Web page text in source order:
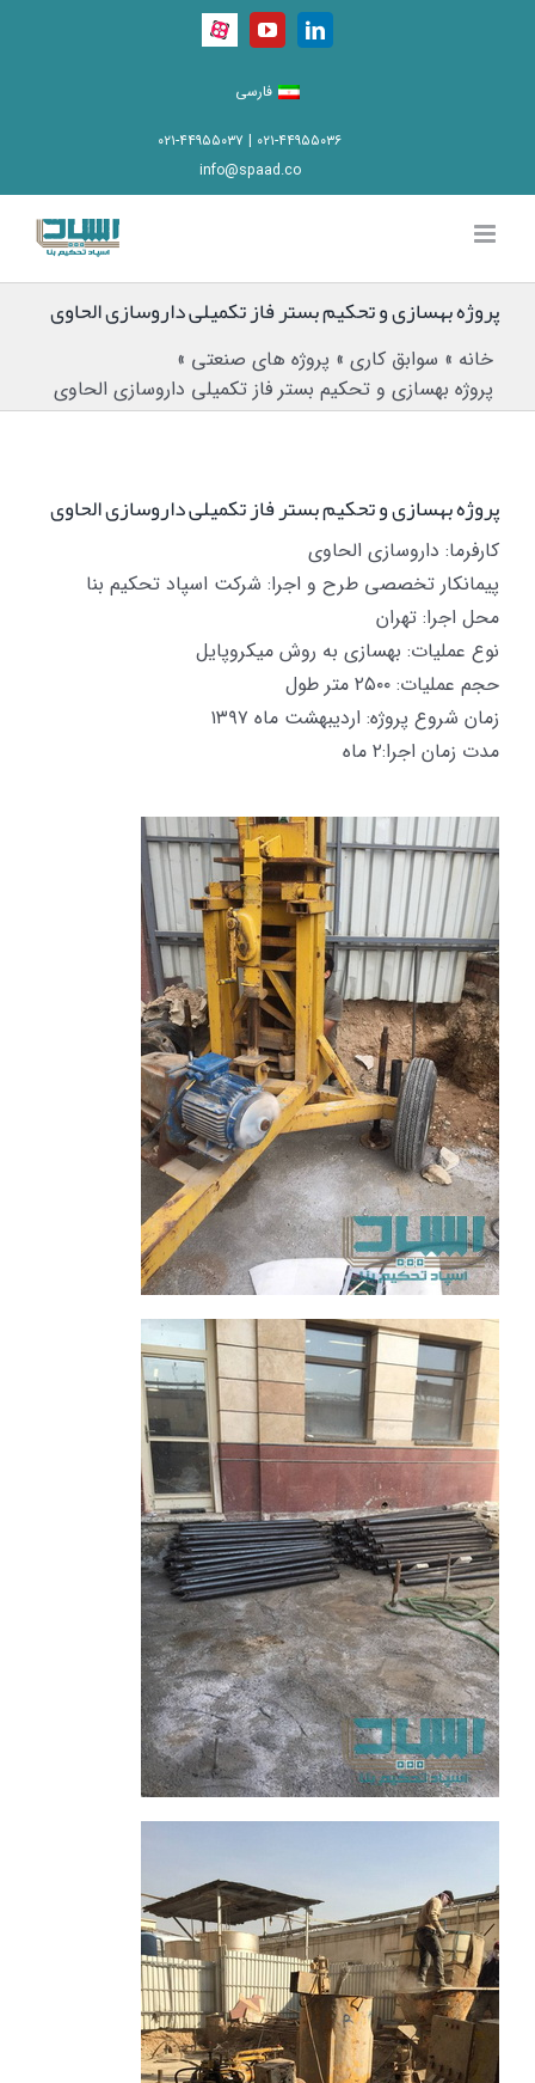
LinkedIn
YouTube
Aparat
فارسی
۰۲۱-۴۴۹۵۵۰۳۶ | ۰۲۱-۴۴۹۵۵۰۳۷
info@spaad.co
پروژه بهسازی و تحکیم بستر فاز تکمیلی داروسازی الحاوی
خانه » سوابق کاری » پروژه های صنعتی »
پروژه بهسازی و تحکیم بستر فاز تکمیلی داروسازی الحاوی
پروژه بهسازی و تحکیم بستر فاز تکمیلی داروسازی الحاوی
کارفرما: داروسازی الحاوی
پیمانکار تخصصی طرح و اجرا: شرکت اسپاد تحکیم بنا
محل اجرا: تهران
نوع عملیات: بهسازی به روش میکروپایل
حجم عملیات: ۲۵۰۰ متر طول
زمان شروع پروژه: اردیبهشت ماه ۱۳۹۷
مدت زمان اجرا:۲ ماه